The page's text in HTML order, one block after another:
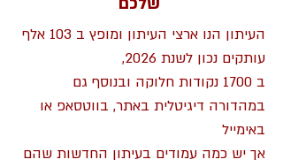
העיתון הנו ארצי העיתון ומופץ ב 103 אלף
עותקים נכון לשנת 2026,
ב 1700 נקודות חלוקה ובנוסף גם
במהדורה דיגיטלית באתר, בווטסאפ או
באימייל
אך יש כמה עמודים בעיתון החדשות שהם